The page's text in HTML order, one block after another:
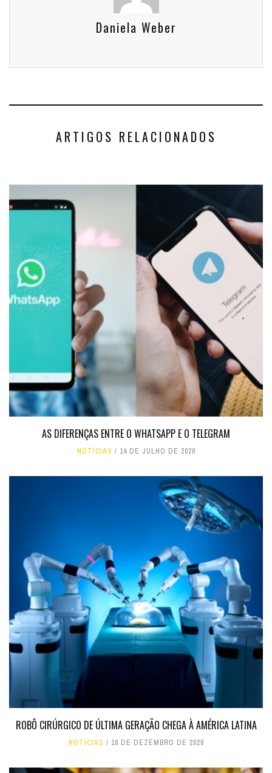
Daniela Weber
ARTIGOS RELACIONADOS
AS DIFERENÇAS ENTRE O WHATSAPP E O TELEGRAM
NOTÍCIAS 14 DE JULHO DE 2020
ROBÔ CIRÚRGICO DE ÚLTIMA GERAÇÃO CHEGA À AMÉRICA LATINA
NOTÍCIAS 16 DE DEZEMBRO DE 2020